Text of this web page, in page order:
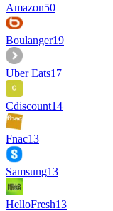
Amazon50
Boulanger19
Uber Eats17
Cdiscount14
Fnac13
Samsung13
HelloFresh13